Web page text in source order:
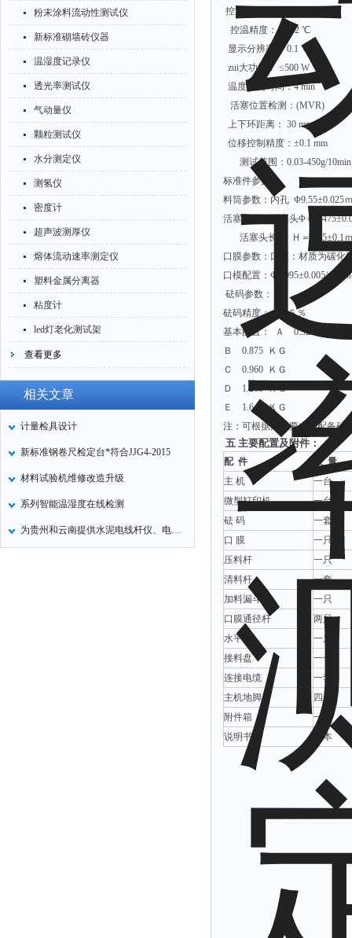
粉末涂料流动性测试仪
新标准砌墙砖仪器
温湿度记录仪
透光率测试仪
气动量仪
颗粒测试仪
水分测定仪
测氢仪
密度计
超声波测厚仪
熔体流动速率测定仪
塑料金属分离器
粘度计
led灯老化测试架
查看更多
相关文章
计量检具设计
新标准钢卷尺检定台*符合JJG4-2015
材料试验机维修改造升级
系列智能温湿度在线检测
为贵州和云南提供水泥电线杆仪、电杆挠度测试仪
控温范围： 室温---400 ℃
控温精度： ±0.2 ℃
显示分辨率： 0.1 ℃
zui大功耗： ≤500 W
温度恢复时间：4 min
活塞位置检测：(MVR)
上下环距离： 30 mm
位移控制精度：±0.1 mm
测试范围：0.03-450g/10min
标准件参数：
料筒参数：内孔 Φ9.55±0.025
活塞参数：活塞头Φ＝
活塞头长度 Ｈ＝6.35±0.1
口膜参数：口模：材质为碳化
口模配置：Φ2.095±0.005/
砝码参数：
砝码精度：±０.５％
基本配置： Ａ 0.325 ＫＧ(含
Ｂ 0.875 ＫＧ
Ｃ 0.960 ＫＧ
Ｄ 1.200 ＫＧ
Ｅ 1.640 ＫＧ
注：可根据用户要求加配备砝
五 主要配置及附件：
配 件
数 量
主 机
一台
微型打印机
一台
砝 码
一套
口 膜
一只
压料杆
一只
清料杆
一套
加料漏斗
一只
口膜通径杆
两只
水平泡
一只
接料盘
一个
连接电缆
一套
主机地脚
四只
附件箱
一个
说明书
一本